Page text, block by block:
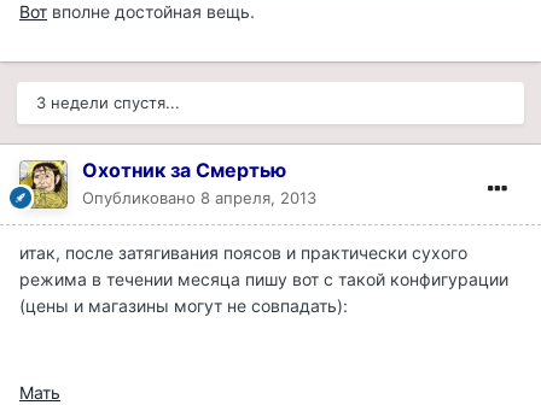
Вот вполне достойная вещь.
3 недели спустя...
Охотник за Смертью
Опубликовано 8 апреля, 2013
итак, после затягивания поясов и практически сухого
режима в течении месяца пишу вот с такой конфигурации
(цены и магазины могут не совпадать):
Мать